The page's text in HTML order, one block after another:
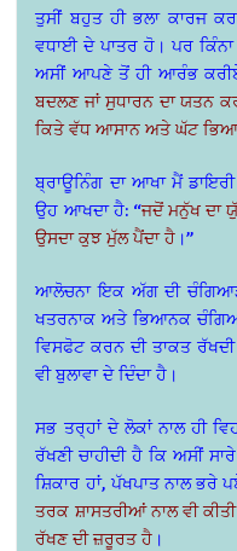
ਤੁਸੀਂ ਬਹੁਤ ਹੀ ਭਲਾ ਕਾਰਜ
ਵਧਾਈ ਦੇ ਪਾਤਰ ਹੋ। ਪਰ
ਅਸੀਂ ਆਪਣੇ ਤੋਂ ਹੀ ਆਰੰਭ
ਬਦਲਣ ਜਾਂ ਸੁਧਾਰਨ ਦਾ ਯਤਨ
ਕਿਤੇ ਵੱਧ ਆਸਾਨ ਅਤੇ ਘੱਟ
ਬ੍ਰਾਊਨਿੰਗ ਦਾ ਆਖਾ ਮੈਂ
ਉਹ ਆਖਦਾ ਹੈ: “ਜਦੋਂ ਮਨੁੱਖ ਦਾ
ਉਸਦਾ ਕੁਝ ਮੁੱਲ ਪੈਂਦਾ ਹੈ ।”
ਆਲੋਚਨਾ ਇਕ ਅੱਗ ਦੀ
ਖਤਰਨਾਕ ਅਤੇ ਭਿਆਨਕ
ਵਿਸਫੋਟ ਕਰਨ ਦੀ ਤਾਕਤ
ਵੀ ਬੁਲਾਵਾ ਦੇ ਦਿੰਦਾ ਹੈ।
ਸਭ ਤਰ੍ਹਾਂ ਦੇ ਲੋਕਾਂ ਨਾਲ ਹੀ
ਰੱਖਣੀ ਚਾਹੀਦੀ ਹੈ ਕਿ ਅਸੀਂ
ਸ਼ਿਕਾਰ ਹਾਂ, ਪੱਖਪਾਤ ਨਾਲ ਭਰੇ
ਤਰਕ ਸ਼ਾਸਤਰੀਆਂ ਨਾਲ ਵੀ
ਰੱਖਣ ਦੀ ਜ਼ਰੂਰਤ ਹੈ ।